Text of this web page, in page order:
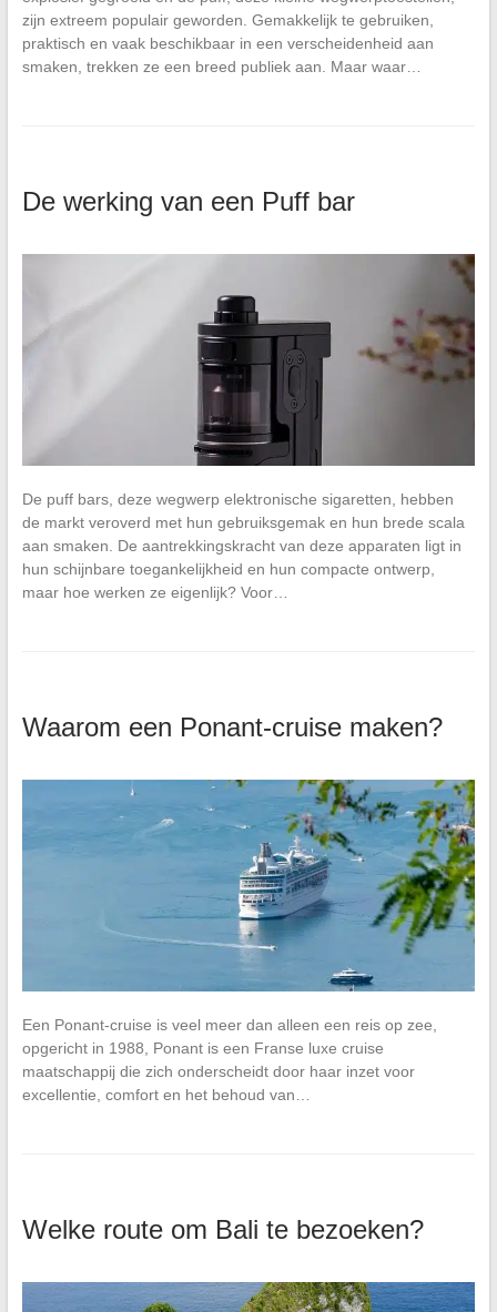
zijn extreem populair geworden. Gemakkelijk te gebruiken,
praktisch en vaak beschikbaar in een verscheidenheid aan
smaken, trekken ze een breed publiek aan. Maar waar…
De werking van een Puff bar
De puff bars, deze wegwerp elektronische sigaretten, hebben
de markt veroverd met hun gebruiksgemak en hun brede scala
aan smaken. De aantrekkingskracht van deze apparaten ligt in
hun schijnbare toegankelijkheid en hun compacte ontwerp,
maar hoe werken ze eigenlijk? Voor…
Waarom een Ponant-cruise maken?
Een Ponant-cruise is veel meer dan alleen een reis op zee,
opgericht in 1988, Ponant is een Franse luxe cruise
maatschappij die zich onderscheidt door haar inzet voor
excellentie, comfort en het behoud van…
Welke route om Bali te bezoeken?